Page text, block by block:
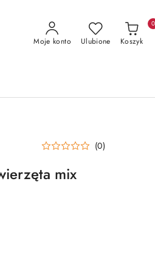
Moje konto Ulubione Koszyk
0
(0)
mix